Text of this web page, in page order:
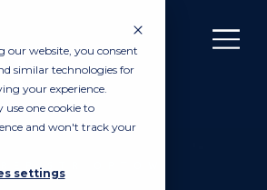
our website, you consent
similar technologies for
your experience.
use one cookie to
and won't track your
settings
STR OPTOW